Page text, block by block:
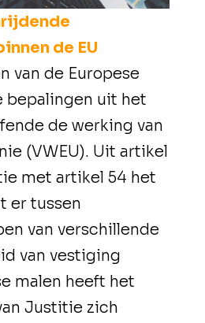
de EU
van de Europese
bepalingen uit het
de werking van
(VWEU). Uit artikel
met artikel 54 het
er tussen
van verschillende
van vestiging
malen heeft het
Justitie zich